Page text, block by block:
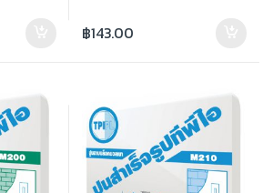
฿143.00